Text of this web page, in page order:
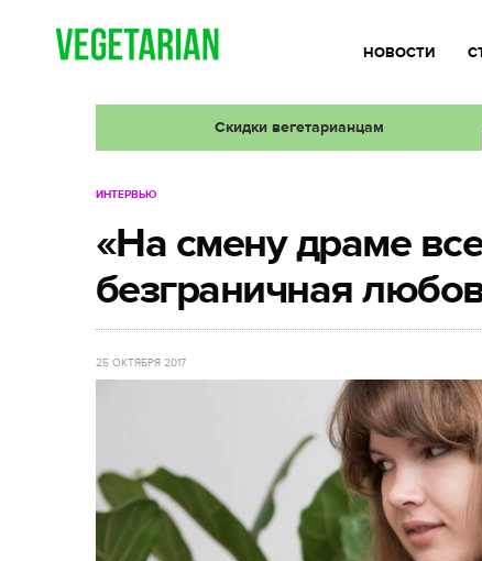
НОВОСТИ
Скидки вегетарианцам
ИНТЕРВЬЮ
«На смену драме
безграничная
25 ОКТЯБРЯ 2017